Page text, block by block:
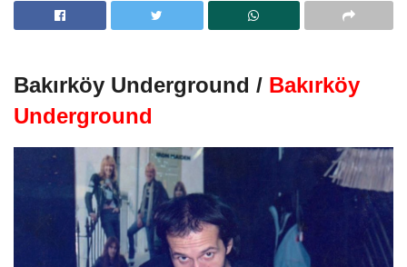
Bakırköy Underground / Bakırköy
Underground